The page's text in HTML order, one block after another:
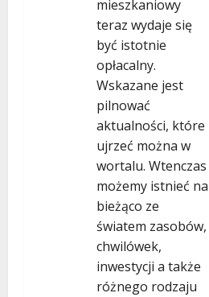
mieszkaniowy
teraz wydaje się
być istotnie
opłacalny.
Wskazane jest
pilnować
aktualności, które
ujrzeć można w
wortalu. Wtenczas
możemy istnieć na
bieżąco ze
światem zasobów,
chwilówek,
inwestycji a także
różnego rodzaju